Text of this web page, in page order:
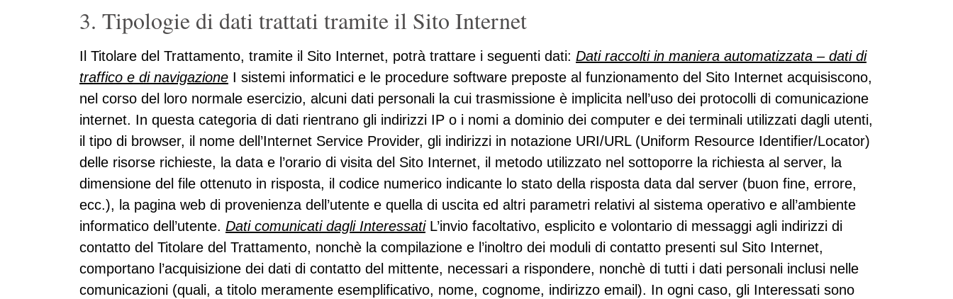
3. Tipologie di dati trattati tramite il Sito Internet
Il Titolare del Trattamento, tramite il Sito Internet, potrà trattare i seguenti dati: Dati raccolti in maniera automatizzata – dati di
traffico e di navigazione I sistemi informatici e le procedure software preposte al funzionamento del Sito Internet acquisiscono,
nel corso del loro normale esercizio, alcuni dati personali la cui trasmissione è implicita nell’uso dei protocolli di comunicazione
internet. In questa categoria di dati rientrano gli indirizzi IP o i nomi a dominio dei computer e dei terminali utilizzati dagli utenti,
il tipo di browser, il nome dell’Internet Service Provider, gli indirizzi in notazione URI/URL (Uniform Resource Identifier/Locator)
delle risorse richieste, la data e l’orario di visita del Sito Internet, il metodo utilizzato nel sottoporre la richiesta al server, la
dimensione del file ottenuto in risposta, il codice numerico indicante lo stato della risposta data dal server (buon fine, errore,
ecc.), la pagina web di provenienza dell’utente e quella di uscita ed altri parametri relativi al sistema operativo e all’ambiente
informatico dell’utente. Dati comunicati dagli InteressatiL’invio facoltativo, esplicito e volontario di messaggi agli indirizzi di
contatto del Titolare del Trattamento, nonchè la compilazione e l’inoltro dei moduli di contatto presenti sul Sito Internet,
comportano l’acquisizione dei dati di contatto del mittente, necessari a rispondere, nonchè di tutti i dati personali inclusi nelle
comunicazioni (quali, a titolo meramente esemplificativo, nome, cognome, indirizzo email). In ogni caso, gli Interessati sono